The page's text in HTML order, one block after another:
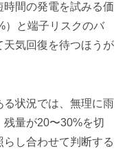
間の発電を試みる価
）と端子リスクのバ
気回復を待つほうが
る状況では、無理に雨
量が20〜30%を切
し合わせて判断する